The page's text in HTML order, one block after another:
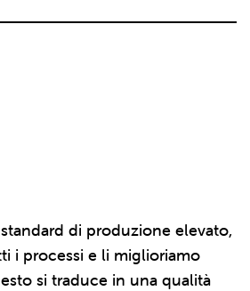
di produzione elevato,
i processi e li miglioriamo
si traduce in una qualità